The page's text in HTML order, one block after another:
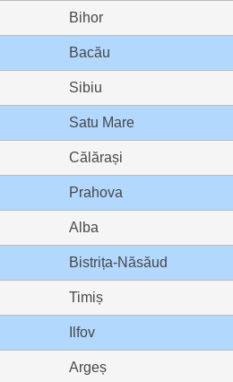
Bihor
Bacău
Sibiu
Satu Mare
Călărași
Prahova
Alba
Bistrița-Năsăud
Timiș
Ilfov
Argeș